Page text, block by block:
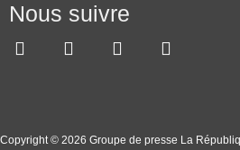
Nous suivre
Copyright © 2026 Groupe de presse La